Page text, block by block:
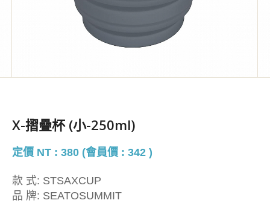
X-摺疊杯 (小-250ml)
定價 NT : 380 (會員價 : 342 )
款 式: STSAXCUP
品 牌: SEATOSUMMIT